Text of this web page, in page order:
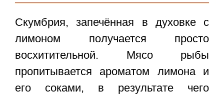
Скумбрия, запечённая в духовке с
лимоном получается просто
восхитительной. Мясо рыбы
пропитывается ароматом лимона и
его соками, в результате чего